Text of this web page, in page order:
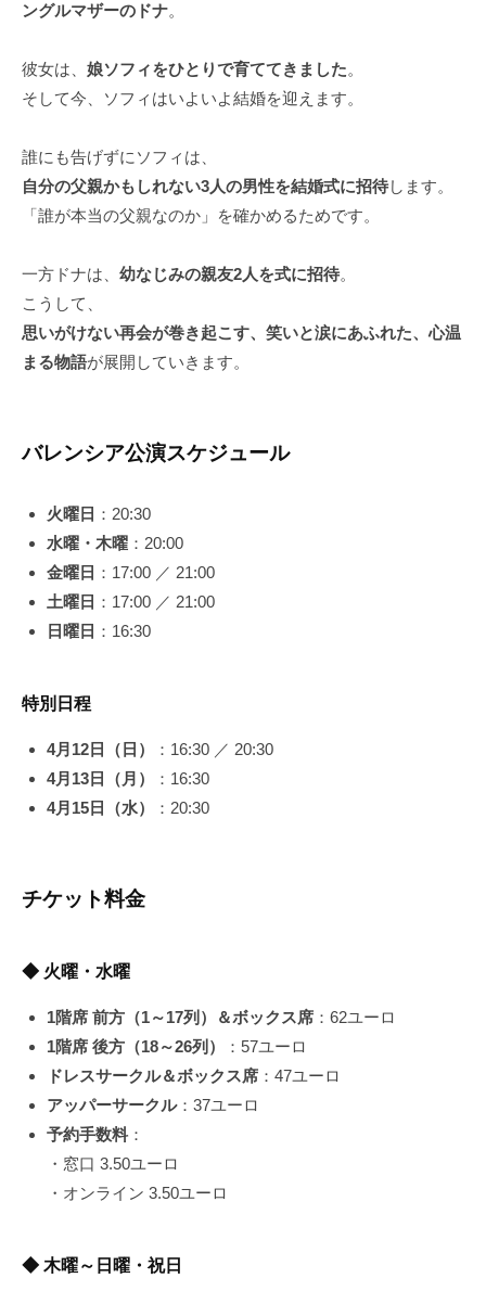
ングルマザーのドナ。
彼女は、 娘ソフィをひとりで育ててきました。
そして今、ソフィはいよいよ結婚を迎えます。
誰にも告げずにソフィは、
自分の父親かもしれない3人の男性を結婚式に招待します。
「誰が本当の父親なのか」を確かめるためです。
一方ドナは、 幼なじみの親友2人を式に招待。
こうして、
思いがけない再会が巻き起こす、笑いと涙にあふれた、心温
まる物語が展開していきます。
バレンシア公演スケジュール
火曜日 ：20:30
水曜・木曜：20:00
金曜日 ：17:00 ／ 21:00
土曜日 ：17:00 ／ 21:00
日曜日 ：16:30
特別日程
4月12日（日）
：16:30 ／ 20:30
4月13日（月）
：16:30
4月15日（水）
：20:30
チケット料金
◆ 火曜・水曜
1階席 前方（1～17列）＆ボックス席：62ユーロ
1階席 後方（18～26列）
：57ユーロ
ドレスサークル＆ボックス席：47ユーロ
アッパーサークル：37ユーロ
予約手数料：
・窓口 3.50ユーロ
・オンライン 3.50ユーロ
◆ 木曜～日曜・祝日